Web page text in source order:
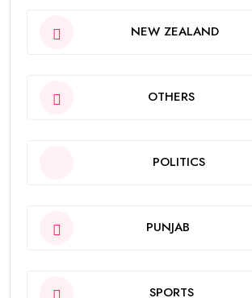
NEW ZEALAND
OTHERS
POLITICS
PUNJAB
SPORTS